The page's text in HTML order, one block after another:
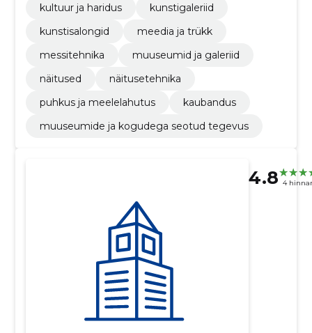
kultuur ja haridus
kunstigaleriid
kunstisalongid
meedia ja trükk
messitehnika
muuseumid ja galeriid
näitused
näitusetehnika
puhkus ja meelelahutus
kaubandus
muuseumide ja kogudega seotud tegevus
4.8 4